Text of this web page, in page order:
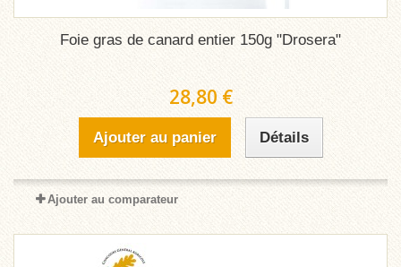
Foie gras de canard entier 150g "Drosera"
28,80 €
Ajouter au panier Détails
Ajouter au comparateur